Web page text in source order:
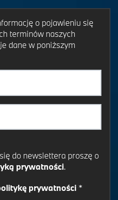
o pojawieniu się
terminów naszych
dane w poniższym
do newslettera proszę o
prywatności.
prywatności *